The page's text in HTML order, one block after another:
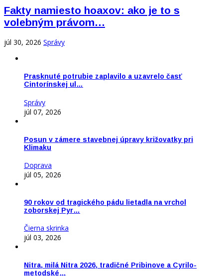
Fakty namiesto hoaxov: ako je to s
volebným právom…
júl 30, 2026 Správy
Prasknuté potrubie zaplavilo a uzavrelo časť
Cintorínskej ul…
Správy
júl 07, 2026
Posun v zámere stavebnej úpravy križovatky pri
Klimaku
Doprava
júl 05, 2026
90 rokov od tragického pádu lietadla na vrchol
zoborskej Pyr…
Čierna skrinka
júl 03, 2026
Nitra, milá Nitra 2026, tradičné Pribinove a Cyrilo-
metodské…